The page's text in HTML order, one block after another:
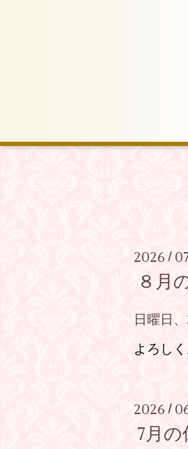
2026 /
８月
日曜日
よろし
2026 /
7月